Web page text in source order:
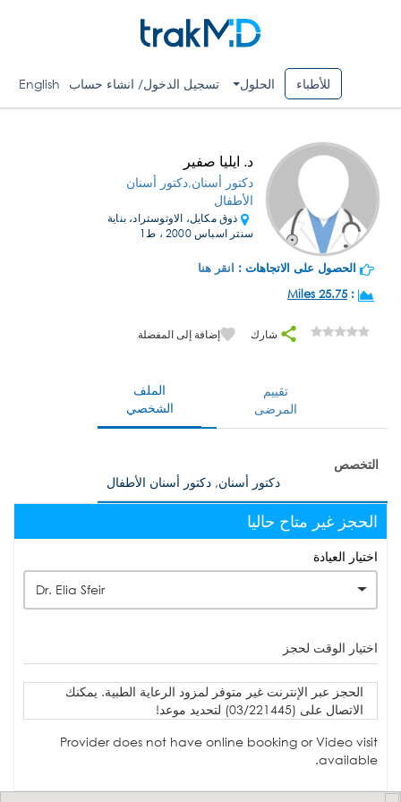
للأطباء الحلول تسجيل الدخول/ انشاء حساب English
د. ايليا صفير
دكتور أسنان,دكتور أسنان
الأطفال
ذوق مكايل، الاوتوستراد، بناية
سنتر اسباس 2000 ، ط1
الحصول على الاتجاهات : انقر هنا
:
25.75 Miles
شارك إضافة إلى المفضلة
الملف
الشخصي
تقييم
المرضى
التخصص
دكتور أسنان, دكتور أسنان الأطفال
الحجز غير متاح حاليا
اختيار العيادة
Dr. Elia Sfeir
اختيار الوقت لحجز
الحجز عبر الإنترنت غير متوفر لمزود الرعاية الطبية. يمكنك
الاتصال على (03/221445) لتحديد موعد!
Provider does not have online booking or Video visit
available.